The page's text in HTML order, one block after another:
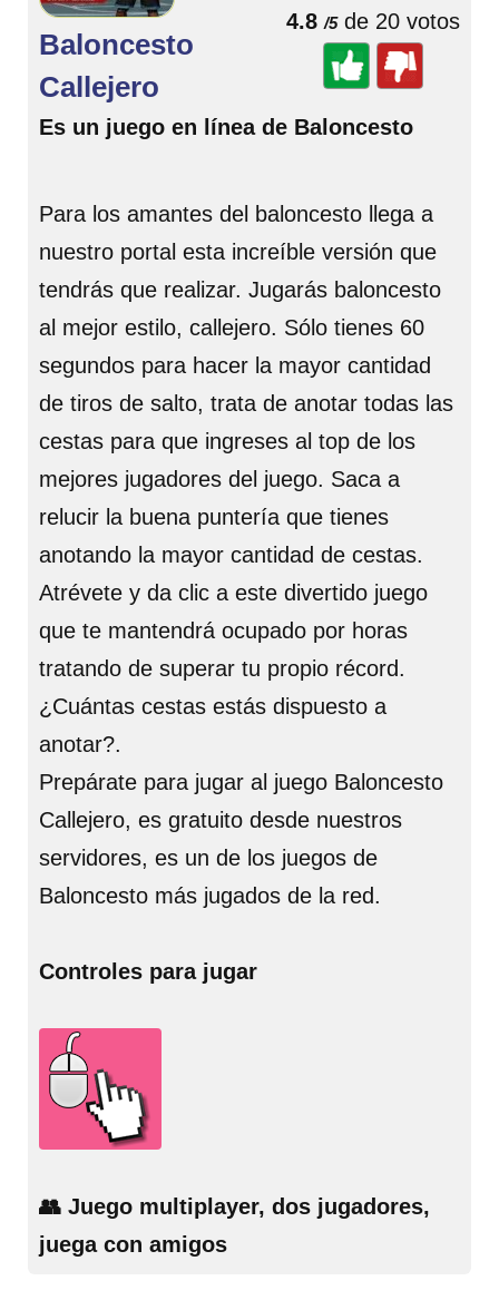
4.8 /5de 20 votos
Baloncesto
Callejero
Es un juego en línea de Baloncesto
Para los amantes del baloncesto llega a
nuestro portal esta increíble versión que
tendrás que realizar. Jugarás baloncesto
al mejor estilo, callejero. Sólo tienes 60
segundos para hacer la mayor cantidad
de tiros de salto, trata de anotar todas las
cestas para que ingreses al top de los
mejores jugadores del juego. Saca a
relucir la buena puntería que tienes
anotando la mayor cantidad de cestas.
Atrévete y da clic a este divertido juego
que te mantendrá ocupado por horas
tratando de superar tu propio récord.
¿Cuántas cestas estás dispuesto a
anotar?.
Prepárate para jugar al juego Baloncesto
Callejero, es gratuito desde nuestros
servidores, es un de los juegos de
Baloncesto más jugados de la red.
Controles para jugar
👥 Juego multiplayer, dos jugadores,
juega con amigos